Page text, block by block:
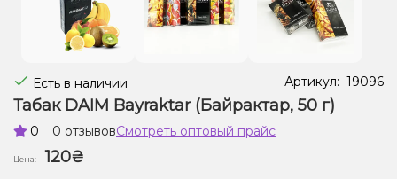
Есть в наличии Артикул: 19096
Табак DAIM Bayraktar (Байрактар, 50 г)
0 0 отзывовСмотреть оптовый прайс
Цена:
120₴